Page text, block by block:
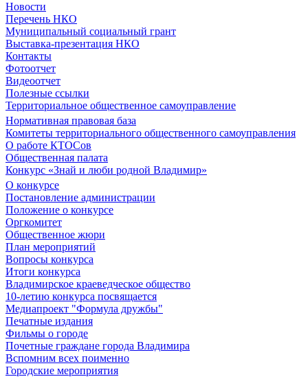
Новости
Перечень НКО
Муниципальный социальный грант
Выставка-презентация НКО
Контакты
Фотоотчет
Видеоотчет
Полезные ссылки
Территориальное общественное самоуправление
Нормативная правовая база
Комитеты территориального общественного самоуправления
О работе КТОСов
Общественная палата
Конкурс «Знай и люби родной Владимир»
О конкурсе
Постановление администрации
Положение о конкурсе
Оргкомитет
Общественное жюри
План мероприятий
Вопросы конкурса
Итоги конкурса
Владимирское краеведческое общество
10-летию конкурса посвящается
Медиапроект "Формула дружбы"
Печатные издания
Фильмы о городе
Почетные граждане города Владимира
Вспомним всех поименно
Городские мероприятия